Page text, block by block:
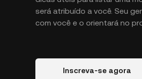
será atribuído a você. Seu
com você e o orientará no
Inscreva-se agora